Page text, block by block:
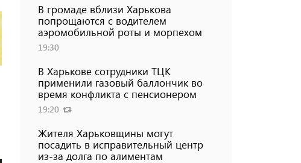
В громаде вблизи Харькова
попрощаются с водителем
аэромобильной роты и морпехом
19:30
В Харькове сотрудники ТЦК
применили газовый баллончик во
время конфликта с пенсионером
19:20
Жителя Харьковщины могут
посадить в исправительный центр
из-за долга по алиментам